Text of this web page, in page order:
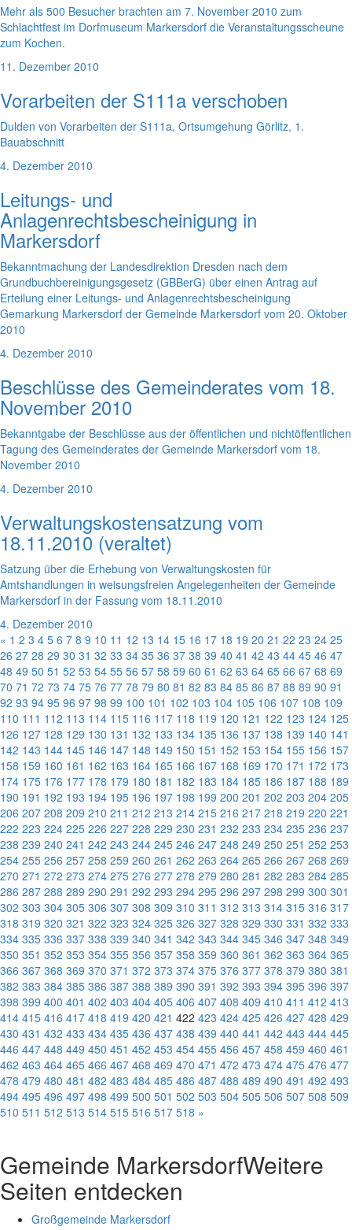
Mehr als 500 Besucher brachten am 7. November 2010 zum
Schlachtfest im Dorfmuseum Markersdorf die Veranstaltungsscheune
zum Kochen.
11. Dezember 2010
Vorarbeiten der S111a verschoben
Dulden von Vorarbeiten der S111a, Ortsumgehung Görlitz, 1.
Bauabschnitt
4. Dezember 2010
Leitungs- und
Anlagenrechtsbescheinigung in
Markersdorf
Bekanntmachung der Landesdirektion Dresden nach dem
Grundbuchbereinigungsgesetz (GBBerG) über einen Antrag auf
Erteilung einer Leitungs- und Anlagenrechtsbescheinigung
Gemarkung Markersdorf der Gemeinde Markersdorf vom 20. Oktober
2010
4. Dezember 2010
Beschlüsse des Gemeinderates vom 18.
November 2010
Bekanntgabe der Beschlüsse aus der öffentlichen und nichtöffentlichen
Tagung des Gemeinderates der Gemeinde Markersdorf vom 18.
November 2010
4. Dezember 2010
Verwaltungskostensatzung vom
18.11.2010 (veraltet)
Satzung über die Erhebung von Verwaltungskosten für
Amtshandlungen in weisungsfreien Angelegenheiten der Gemeinde
Markersdorf in der Fassung vom 18.11.2010
4. Dezember 2010
« 1 2 3 4 5 6 7 8 9 10 11 12 13 14 15 16 17 18 19 20 21 22 23 24 25
26 27 28 29 30 31 32 33 34 35 36 37 38 39 40 41 42 43 44 45 46 47
48 49 50 51 52 53 54 55 56 57 58 59 60 61 62 63 64 65 66 67 68 69
70 71 72 73 74 75 76 77 78 79 80 81 82 83 84 85 86 87 88 89 90 91
92 93 94 95 96 97 98 99 100 101 102 103 104 105 106 107 108 109
110 111 112 113 114 115 116 117 118 119 120 121 122 123 124 125
126 127 128 129 130 131 132 133 134 135 136 137 138 139 140 141
142 143 144 145 146 147 148 149 150 151 152 153 154 155 156 157
158 159 160 161 162 163 164 165 166 167 168 169 170 171 172 173
174 175 176 177 178 179 180 181 182 183 184 185 186 187 188 189
190 191 192 193 194 195 196 197 198 199 200 201 202 203 204 205
206 207 208 209 210 211 212 213 214 215 216 217 218 219 220 221
222 223 224 225 226 227 228 229 230 231 232 233 234 235 236 237
238 239 240 241 242 243 244 245 246 247 248 249 250 251 252 253
254 255 256 257 258 259 260 261 262 263 264 265 266 267 268 269
270 271 272 273 274 275 276 277 278 279 280 281 282 283 284 285
286 287 288 289 290 291 292 293 294 295 296 297 298 299 300 301
302 303 304 305 306 307 308 309 310 311 312 313 314 315 316 317
318 319 320 321 322 323 324 325 326 327 328 329 330 331 332 333
334 335 336 337 338 339 340 341 342 343 344 345 346 347 348 349
350 351 352 353 354 355 356 357 358 359 360 361 362 363 364 365
366 367 368 369 370 371 372 373 374 375 376 377 378 379 380 381
382 383 384 385 386 387 388 389 390 391 392 393 394 395 396 397
398 399 400 401 402 403 404 405 406 407 408 409 410 411 412 413
414 415 416 417 418 419 420 421 422 423 424 425 426 427 428 429
430 431 432 433 434 435 436 437 438 439 440 441 442 443 444 445
446 447 448 449 450 451 452 453 454 455 456 457 458 459 460 461
462 463 464 465 466 467 468 469 470 471 472 473 474 475 476 477
478 479 480 481 482 483 484 485 486 487 488 489 490 491 492 493
494 495 496 497 498 499 500 501 502 503 504 505 506 507 508 509
510 511 512 513 514 515 516 517 518 »
Gemeinde MarkersdorfWeitere
Seiten entdecken
Großgemeinde Markersdorf